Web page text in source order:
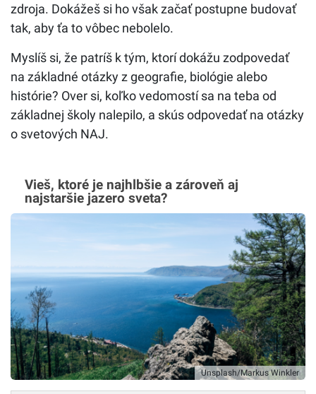
zdroja. Dokážeš si ho však začať postupne budovať
tak, aby ťa to vôbec nebolelo.
Myslíš si, že patríš k tým, ktorí dokážu zodpovedať
na základné otázky z geografie, biológie alebo
histórie? Over si, koľko vedomostí sa na teba od
základnej školy nalepilo, a skús odpovedať na otázky
o svetových NAJ.
Vieš, ktoré je najhlbšie a zároveň aj
najstaršie jazero sveta?
Unsplash/Markus Winkler